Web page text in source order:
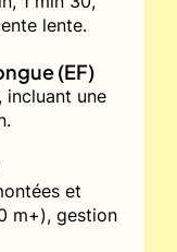
lente.
(EF)
incluant une
et
m+), gestion